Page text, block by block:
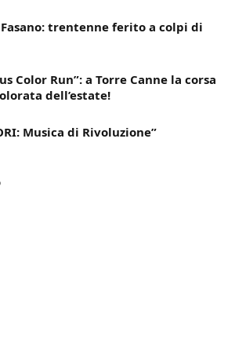
trentenne ferito a colpi di
Color Run”: a Torre Canne la corsa
dell’estate!
Musica di Rivoluzione”